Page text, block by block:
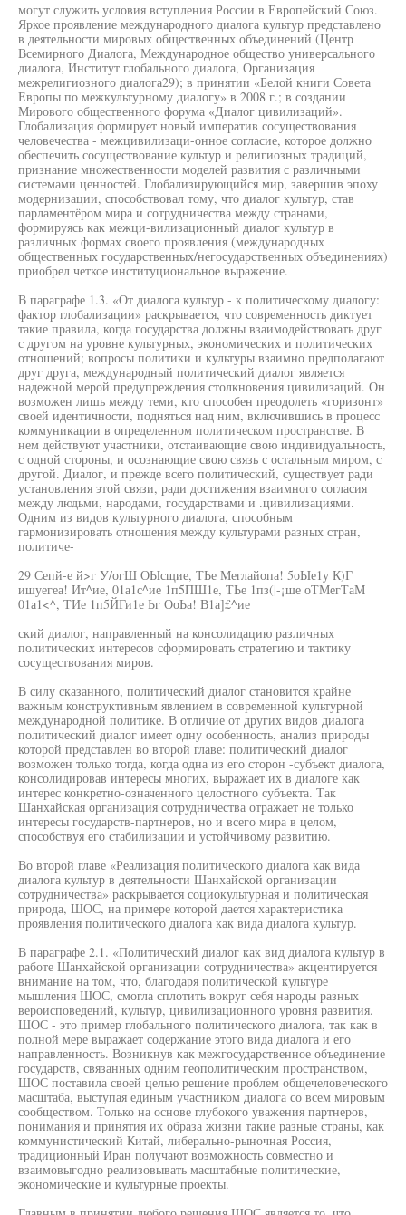
могут служить условия вступления России в Европейский Союз.
Яркое проявление международного диалога культур представлено
в деятельности мировых общественных объединений (Центр
Всемирного Диалога, Международное общество универсального
диалога, Институт глобального диалога, Организация
межрелигиозного диалога29); в принятии «Белой книги Совета
Европы по межкультурному диалогу» в 2008 г.; в создании
Мирового общественного форума «Диалог цивилизаций».
Глобализация формирует новый императив сосуществования
человечества - межцивилизаци-онное согласие, которое должно
обеспечить сосуществование культур и религиозных традиций,
признание множественности моделей развития с различными
системами ценностей. Глобализирующийся мир, завершив эпоху
модернизации, способствовал тому, что диалог культур, став
парламентёром мира и сотрудничества между странами,
формируясь как межци-вилизационный диалог культур в
различных формах своего проявления (международных
общественных государственных/негосударственных объединениях)
приобрел четкое институциональное выражение.
В параграфе 1.3. «От диалога культур - к политическому диалогу:
фактор глобализации» раскрывается, что современность диктует
такие правила, когда государства должны взаимодействовать друг
с другом на уровне культурных, экономических и политических
отношений; вопросы политики и культуры взаимно предполагают
друг друга, международный политический диалог является
надежной мерой предупреждения столкновения цивилизаций. Он
возможен лишь между теми, кто способен преодолеть «горизонт»
своей идентичности, подняться над ним, включившись в процесс
коммуникации в определенном политическом пространстве. В
нем действуют участники, отстаивающие свою индивидуальность,
с одной стороны, и осознающие свою связь с остальным миром, с
другой. Диалог, и прежде всего политический, существует ради
установления этой связи, ради достижения взаимного согласия
между людьми, народами, государствами и .цивилизациями.
Одним из видов культурного диалога, способным
гармонизировать отношения между культурами разных стран,
политиче-
29 Сепй-е й>г У/огШ ОЫсщие, ТЬе Меглайопа! 5оЫе1у К)Г
ишуегеа! Ит^ие, 01а1с^ие 1п5ПШ1е, ТЬе 1пз(|-¡ше оТМегТаМ
01а1<^, ТИе 1п5ЙГи1е Ьг ОоЬа! В1а]£^ие
ский диалог, направленный на консолидацию различных
политических интересов сформировать стратегию и тактику
сосуществования миров.
В силу сказанного, политический диалог становится крайне
важным конструктивным явлением в современной культурной
международной политике. В отличие от других видов диалога
политический диалог имеет одну особенность, анализ природы
которой представлен во второй главе: политический диалог
возможен только тогда, когда одна из его сторон -субъект диалога,
консолидировав интересы многих, выражает их в диалоге как
интерес конкретно-означенного целостного субъекта. Так
Шанхайская организация сотрудничества отражает не только
интересы государств-партнеров, но и всего мира в целом,
способствуя его стабилизации и устойчивому развитию.
Во второй главе «Реализация политического диалога как вида
диалога культур в деятельности Шанхайской организации
сотрудничества» раскрывается социокультурная и политическая
природа, ШОС, на примере которой дается характеристика
проявления политического диалога как вида диалога культур.
В параграфе 2.1. «Политический диалог как вид диалога культур в
работе Шанхайской организации сотрудничества» акцентируется
внимание на том, что, благодаря политической культуре
мышления ШОС, смогла сплотить вокруг себя народы разных
вероисповедений, культур, цивилизационного уровня развития.
ШОС - это пример глобального политического диалога, так как в
полной мере выражает содержание этого вида диалога и его
направленность. Возникнув как межгосударственное объединение
государств, связанных одним геополитическим пространством,
ШОС поставила своей целью решение проблем общечеловеческого
масштаба, выступая единым участником диалога со всем мировым
сообществом. Только на основе глубокого уважения партнеров,
понимания и принятия их образа жизни такие разные страны, как
коммунистический Китай, либерально-рыночная Россия,
традиционный Иран получают возможность совместно и
взаимовыгодно реализовывать масштабные политические,
экономические и культурные проекты.